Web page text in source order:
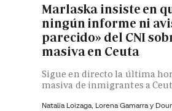
Marlaska insiste en
ningún informe ni
parecido» del CNI
masiva en Ceuta
Sigue en directo la última
masiva de inmigrantes a
Natalia Loizaga, Lorena Gamarra y